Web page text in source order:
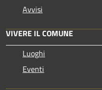
Avvisi
VIVERE IL COMUNE
Luoghi
Eventi